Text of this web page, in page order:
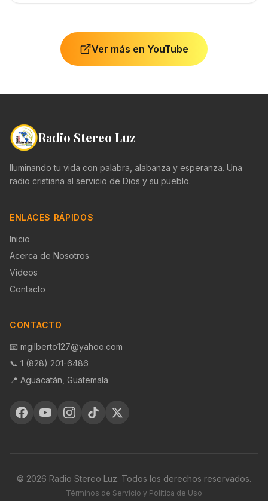
Ver más en YouTube
Radio Stereo Luz
Iluminando tu vida con palabra, alabanza y esperanza. Una
radio cristiana al servicio de Dios y su pueblo.
ENLACES RÁPIDOS
Inicio
Acerca de Nosotros
Videos
Contacto
CONTACTO
📧 mgilberto127@yahoo.com
📞 1 (828) 201-6486
📍 Aguacatán, Guatemala
© 2026 Radio Stereo Luz. Todos los derechos reservados.
Términos de Servicio y Política de Uso